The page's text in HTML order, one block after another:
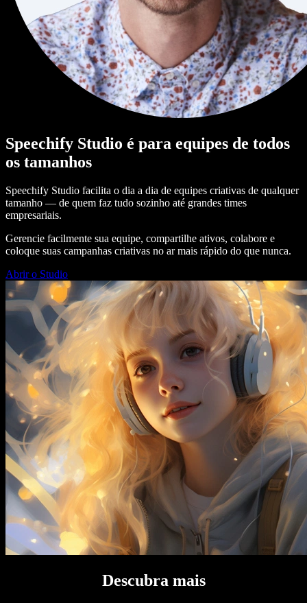
Speechify Studio é para equipes de todos
os tamanhos
Speechify Studio facilita o dia a dia de equipes criativas de qualquer
tamanho — de quem faz tudo sozinho até grandes times
empresariais.
Gerencie facilmente sua equipe, compartilhe ativos, colabore e
coloque suas campanhas criativas no ar mais rápido do que nunca.
Abrir o Studio
Descubra mais